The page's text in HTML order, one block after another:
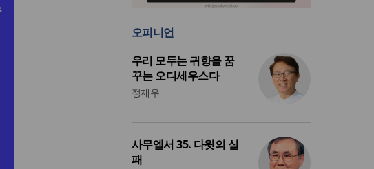
오피니언
우리 모두는 귀향을 꿈
꾸는 오디세우스다
정재우
사무엘서 35. 다윗의 실
패